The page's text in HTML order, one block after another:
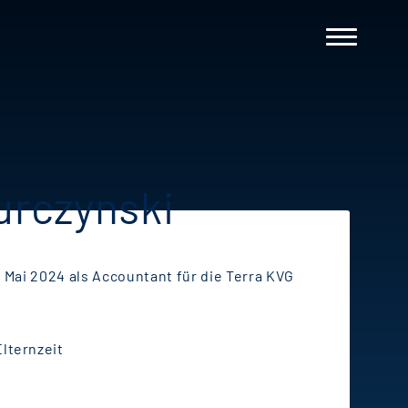
2024 als Accountant für die Terra KVG